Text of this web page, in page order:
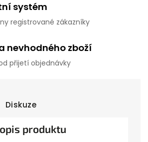
systém
registrované zákazníky
nevhodného zboží
přijetí objednávky
Diskuze
produktu